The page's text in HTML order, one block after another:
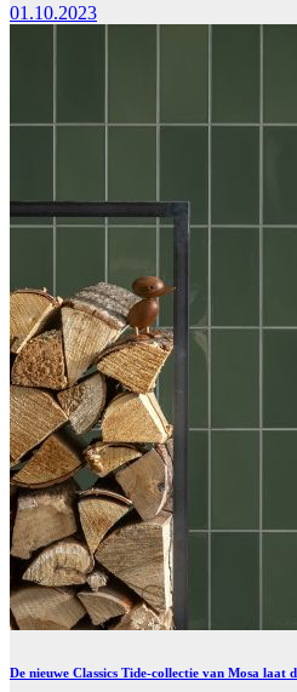
01.10.2023
De nieuwe Classics Tide-collectie van Mosa laat